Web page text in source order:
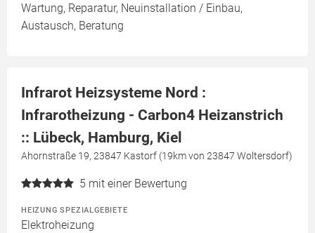
Wartung, Reparatur, Neuinstallation / Einbau,
Austausch, Beratung
Infrarot Heizsysteme Nord :
Infrarotheizung - Carbon4 Heizanstrich
:: Lübeck, Hamburg, Kiel
Ahornstraße 19, 23847 Kastorf (19km von 23847 Woltersdorf)
5 mit einer Bewertung
HEIZUNG SPEZIALGEBIETE
Elektroheizung